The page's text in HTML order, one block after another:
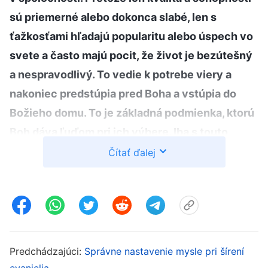
sú priemerné alebo dokonca slabé, len s
ťažkosťami hľadajú popularitu alebo úspech vo
svete a často majú pocit, že život je bezútešný
a nespravodlivý. To vedie k potrebe viery a
nakoniec predstúpia pred Boha a vstúpia do
Božieho domu. To je základná podmienka, ktorú
potrebou môže človek mať túžbu prijať Božiu
svete snažil, a vždy si chceš urobiť meno,
by si nemal príležitosť prijať Božiu spásu. Aj keď
Čítať ďalej
Predchádzajúci: Správne nastavenie mysle pri šírení